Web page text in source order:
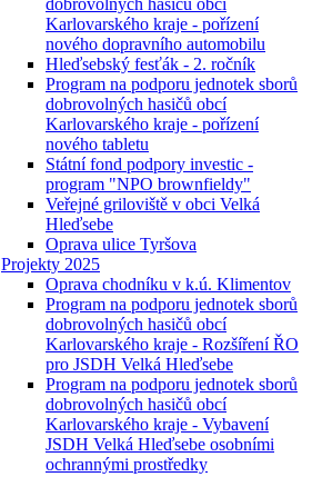
dobrovolných hasičů obcí
Karlovarského kraje - pořízení
nového dopravního automobilu
Hleďsebský fesťák - 2. ročník
Program na podporu jednotek sborů
dobrovolných hasičů obcí
Karlovarského kraje - pořízení
nového tabletu
Státní fond podpory investic -
program "NPO brownfieldy"
Veřejné griloviště v obci Velká
Hleďsebe
Oprava ulice Tyršova
Projekty 2025
Oprava chodníku v k.ú. Klimentov
Program na podporu jednotek sborů
dobrovolných hasičů obcí
Karlovarského kraje - Rozšíření ŘO
pro JSDH Velká Hleďsebe
Program na podporu jednotek sborů
dobrovolných hasičů obcí
Karlovarského kraje - Vybavení
JSDH Velká Hleďsebe osobními
ochrannými prostředky